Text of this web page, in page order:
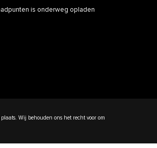
is onderweg opladen
Wij behouden ons het recht voor om